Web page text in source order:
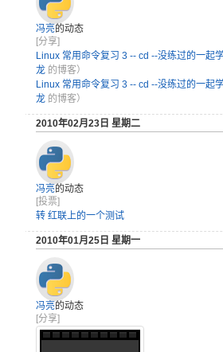
冯亮的动态
[分享]
Linux 常用命令复习 3 -- cd --没练过的一起
龙 的博客）
Linux 常用命令复习 3 -- cd --没练过的一起
龙 的博客）
2010年02月23日 星期二
冯亮的动态
[投票]
转 红联上的一个测试
2010年01月25日 星期一
冯亮的动态
[分享]